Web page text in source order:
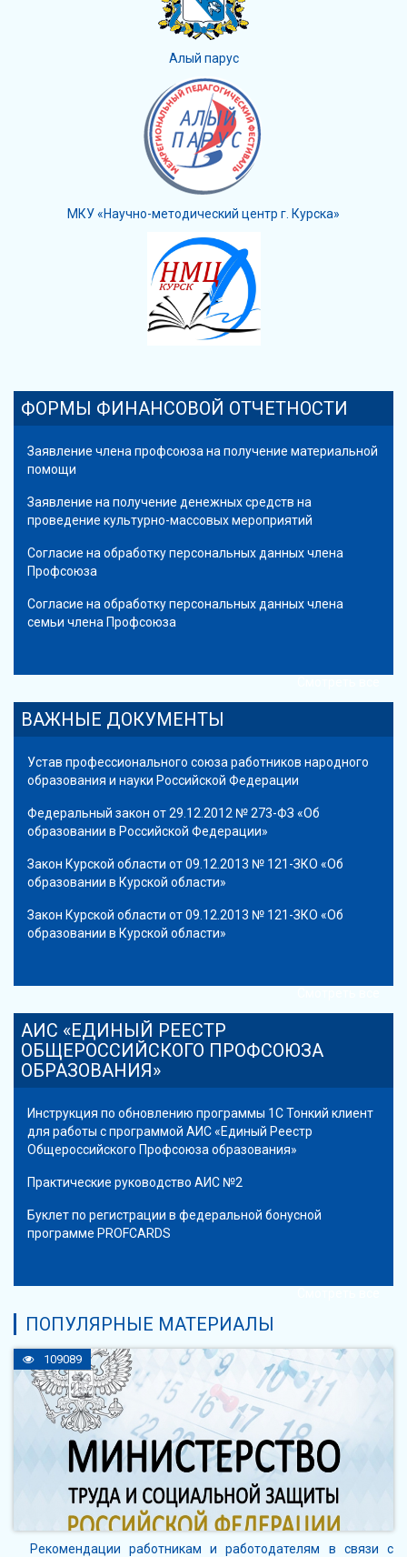
Алый парус
МКУ «Научно-методический центр г. Курска»
ФОРМЫ ФИНАНСОВОЙ ОТЧЕТНОСТИ
Заявление члена профсоюза на получение материальной
помощи
Заявление на получение денежных средств на
проведение культурно-массовых мероприятий
Согласие на обработку персональных данных члена
Профсоюза
Согласие на обработку персональных данных члена
семьи члена Профсоюза
ВАЖНЫЕ ДОКУМЕНТЫ
Устав профессионального союза работников народного
образования и науки Российской Федерации
Федеральный закон от 29.12.2012 № 273-ФЗ «Об
образовании в Российской Федерации»
Закон Курской области от 09.12.2013 № 121-ЗКО «Об
образовании в Курской области»
Закон Курской области от 09.12.2013 № 121-ЗКО «Об
образовании в Курской области»
АИС «ЕДИНЫЙ РЕЕСТР
ОБЩЕРОССИЙСКОГО ПРОФСОЮЗА
ОБРАЗОВАНИЯ»
Инструкция по обновлению программы 1С Тонкий клиент
для работы с программой АИС «Единый Реестр
Общероссийского Профсоюза образования»
Практические руководство АИС №2
Буклет по регистрации в федеральной бонусной
программе PROFCARDS
ПОПУЛЯРНЫЕ МАТЕРИАЛЫ
109089
Рекомендации работникам и работодателям в связи с